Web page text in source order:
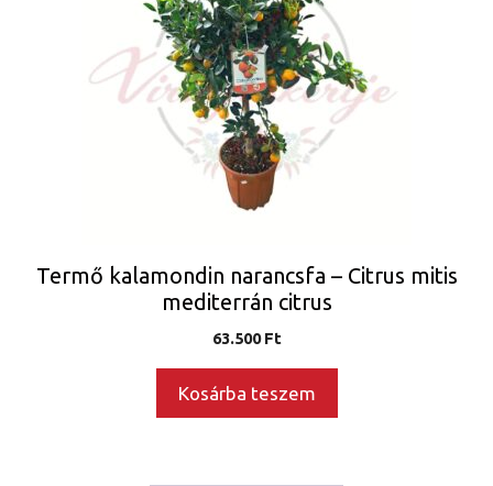
Termő kalamondin narancsfa – Citrus mitis
mediterrán citrus
63.500Ft
Kosárba teszem